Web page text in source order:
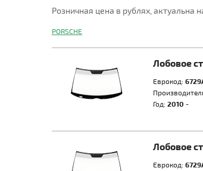
Розничная цена в рублях, актуальна
PORSCHE
Лобовое
Еврокод:
Год: 2010 -
Лобовое
Еврокод: